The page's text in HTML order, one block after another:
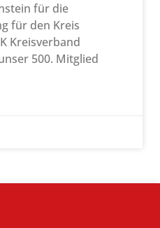
für die
für den Kreis
Kreisverband
500. Mitglied